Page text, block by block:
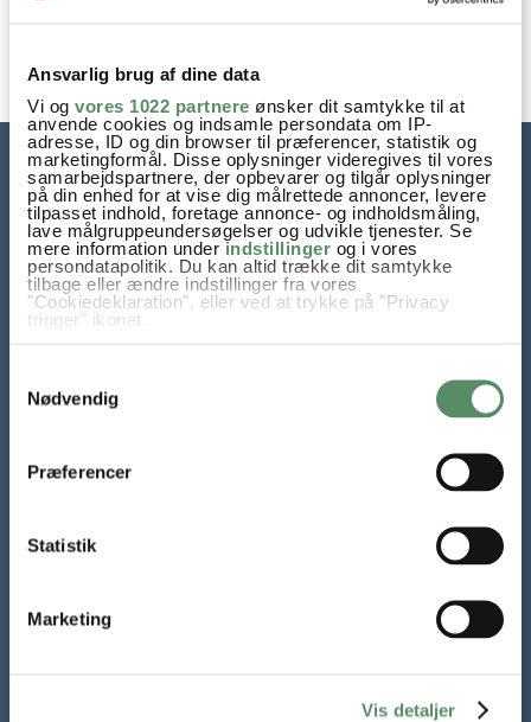
Ansvarlig brug af dine data
Vi og vores 1022 partnere ønsker dit samtykke til at
anvende cookies og indsamle persondata om IP-
adresse, ID og din browser til præferencer, statistik og
marketingformål. Disse oplysninger videregives til vores
samarbejdspartnere, der opbevarer og tilgår oplysninger
på din enhed for at vise dig målrettede annoncer, levere
tilpasset indhold, foretage annonce- og indholdsmåling,
lave målgruppeundersøgelser og udvikle tjenester. Se
mere information under indstillinger og i vores
persondatapolitik. Du kan altid trække dit samtykke
tilbage eller ændre indstillinger fra vores
"Cookiedeklaration", eller ved at trykke på "Privacy
trigger" ikonet.
Indsamle præcise oplysninger om din placering,
der kan være nøjagtig inden for få meter
Identificere din enhed baseret på en scanning af
Nødvendig
Præferencer
Statistik
Marketing
Vis detaljer
Tilmeld dig mit nyhedsbrev
Samtykke til at modtage nyhedsbrevet kan til enhver tid trækkes